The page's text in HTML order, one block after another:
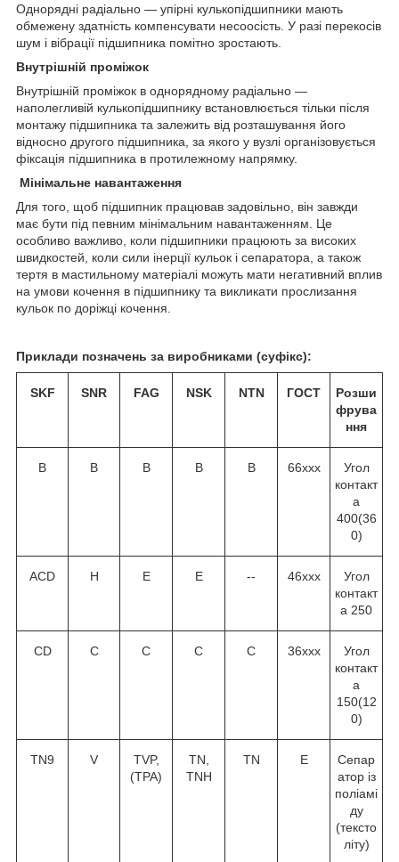
Однорядні радіально — упірні кулькопідшипники мають
обмежену здатність компенсувати несоосість. У разі перекосів
шум і вібрації підшипника помітно зростають.
Внутрішній проміжок
Внутрішній проміжок в однорядному радіально —
наполегливій кулькопідшипнику встановлюється тільки після
монтажу підшипника та залежить від розташування його
відносно другого підшипника, за якого у вузлі організовується
фіксація підшипника в протилежному напрямку.
Мінімальне навантаження
Для того, щоб підшипник працював задовільно, він завжди
має бути під певним мінімальним навантаженням. Це
особливо важливо, коли підшипники працюють за високих
швидкостей, коли сили інерції кульок і сепаратора, а також
тертя в мастильному матеріалі можуть мати негативний вплив
на умови кочення в підшипнику та викликати прослизання
кульок по доріжці кочення.
Приклади позначень за виробниками (суфікс):
SKF SNR FAG NSK NTN ГОСТ
Розши
фрува
ння
В В В В В 66ххх
Угол
контакт
а
400(36
0)
ACD H E E -- 46ххх
Угол
контакт
а 250
CD C C C C 36ххх
Угол
контакт
а
150(12
0)
TN9 V
TVP,
(TPA)
TN,
TNH
TN Е
Сепар
атор із
поліамі
ду
(тексто
літу)